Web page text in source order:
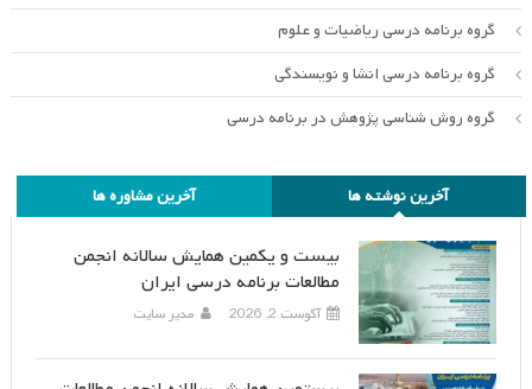
گروه برنامه درسی ریاضیات و علوم
گروه برنامه درسی انشا و نویسندگی
گروه روش شناسی پژوهش در برنامه درسی
آخرین نوشته ها آخرین مشاوره ها
بیست و یکمین همایش سالانه انجمن
مطالعات برنامه درسی ایران
آگوست 2, 2026 مدیر سایت